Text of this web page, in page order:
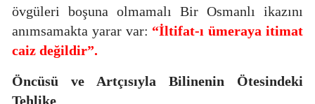
övgüleri boşuna olmamalı Bir Osmanlı ikazını
anımsamakta yarar var: “İltifat-ı ümeraya itimat
caiz değildir”.
Öncüsü ve Artçısıyla
Bilinenin Ötesindeki
Tehlike